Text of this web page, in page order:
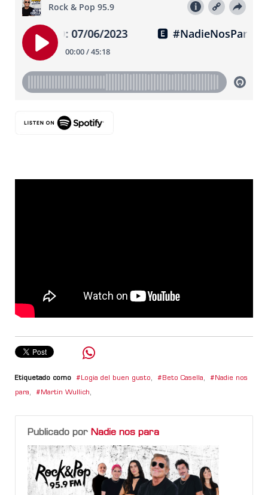
Etiquetado como Logia del buen gusto, Beto Casella, Nadie nos
para, Martin Wullich,
Publicado por Nadie nos para